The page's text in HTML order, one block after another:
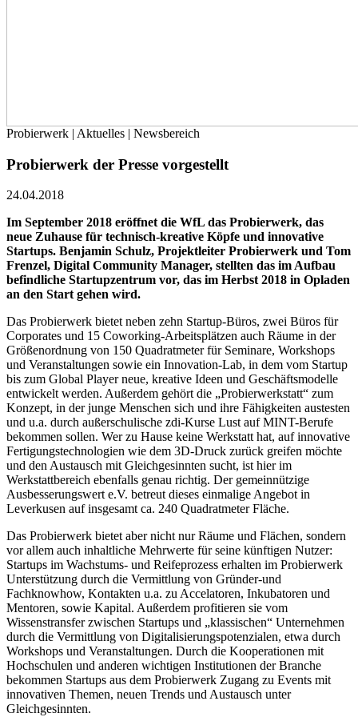
Probierwerk | Aktuelles | Newsbereich
Probierwerk der Presse vorgestellt
24.04.2018
Im September 2018 eröffnet die WfL das Probierwerk, das
neue Zuhause für technisch-kreative Köpfe und innovative
Startups. Benjamin Schulz, Projektleiter Probierwerk und Tom
Frenzel, Digital Community Manager, stellten das im Aufbau
befindliche Startupzentrum vor, das im Herbst 2018 in Opladen
an den Start gehen wird.
Das Probierwerk bietet neben zehn Startup-Büros, zwei Büros für
Corporates und 15 Coworking-Arbeitsplätzen auch Räume in der
Größenordnung von 150 Quadratmeter für Seminare, Workshops
und Veranstaltungen sowie ein Innovation-Lab, in dem vom Startup
bis zum Global Player neue, kreative Ideen und Geschäftsmodelle
entwickelt werden. Außerdem gehört die „Probierwerkstatt“ zum
Konzept, in der junge Menschen sich und ihre Fähigkeiten austesten
und u.a. durch außerschulische zdi-Kurse Lust auf MINT-Berufe
bekommen sollen. Wer zu Hause keine Werkstatt hat, auf innovative
Fertigungstechnologien wie dem 3D-Druck zurück greifen möchte
und den Austausch mit Gleichgesinnten sucht, ist hier im
Werkstattbereich ebenfalls genau richtig. Der gemeinnützige
Ausbesserungswert e.V. betreut dieses einmalige Angebot in
Leverkusen auf insgesamt ca. 240 Quadratmeter Fläche.
Das Probierwerk bietet aber nicht nur Räume und Flächen, sondern
vor allem auch inhaltliche Mehrwerte für seine künftigen Nutzer:
Startups im Wachstums- und Reifeprozess erhalten im Probierwerk
Unterstützung durch die Vermittlung von Gründer-und
Fachknowhow, Kontakten u.a. zu Accelatoren, Inkubatoren und
Mentoren, sowie Kapital. Außerdem profitieren sie vom
Wissenstransfer zwischen Startups und „klassischen“ Unternehmen
durch die Vermittlung von Digitalisierungspotenzialen, etwa durch
Workshops und Veranstaltungen. Durch die Kooperationen mit
Hochschulen und anderen wichtigen Institutionen der Branche
bekommen Startups aus dem Probierwerk Zugang zu Events mit
innovativen Themen, neuen Trends und Austausch unter
Gleichgesinnten.